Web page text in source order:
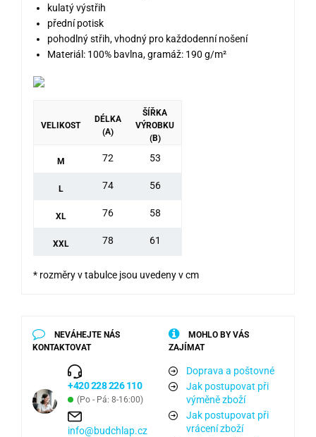
kulatý výstřih
přední potisk
pohodlný střih, vhodný pro každodenní nošení
Materiál: 100% bavlna, gramáž: 190 g/m²
VELIKOST
DÉLKA
(A)
ŠÍŘKA
VÝROBKU
(B)
M 72 53
L 74 56
XL 76 58
XXL 78 61
* rozměry v tabulce jsou uvedeny v cm
NEVÁHEJTE NÁS
KONTAKTOVAT
+420 228 226 110
(Po - Pá: 8-16:00)
info@budchlap.cz
MOHLO BY VÁS
ZAJÍMAT
Doprava a poštovné
Jak postupovat při
výměně zboží
Jak postupovat při
vrácení zboží